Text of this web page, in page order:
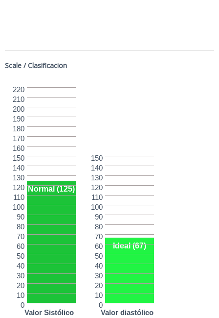
Scale / Clasificacion
0
10
20
30
40
50
60
70
80
90
100
110
120
130
140
150
160
170
180
190
200
210
220
Normal (125)
Valor Sistólico
0
10
20
30
40
50
60
70
80
90
100
110
120
130
140
150
Ideal (67)
Valor diastólico